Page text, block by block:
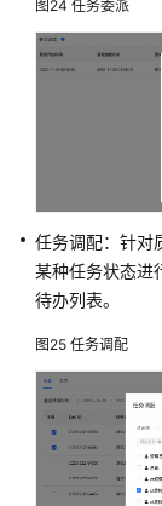
图24 任务委派
任务调配：针对
某种任务状态进
待办列表。
图25 任务调配